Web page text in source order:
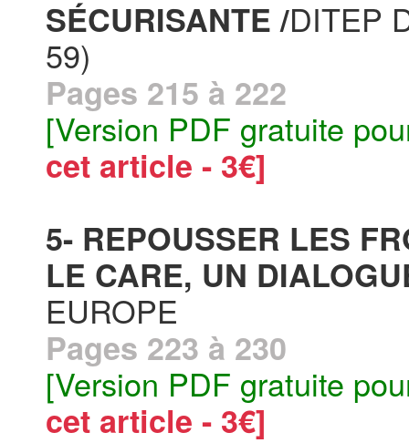
SÉCURISANTE /DITEP
59)
Pages 215 à 222
[Version PDF gratuite
cet article - 3€]
5- REPOUSSER LES
LE CARE, UN
EUROPE
Pages 223 à 230
[Version PDF gratuite
cet article - 3€]